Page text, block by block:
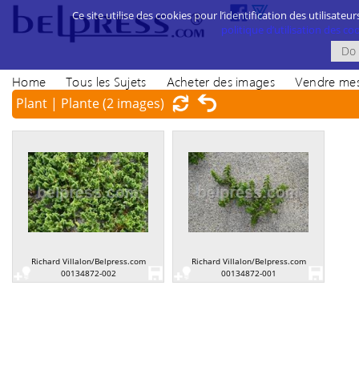
Home Tous les Sujets Acheter des images Vendre
Plant | Plante(2 images)
Richard Villalon/Belpress.com
00134872-002
Richard Villalon/Belpress.com
00134872-001
Ce site utilise des cookies pour l’identification des
politique d’utilisation des